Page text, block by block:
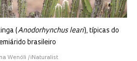
(Anodorhynchus leari), típicas do
brasileiro
Wenóli /iNaturalist